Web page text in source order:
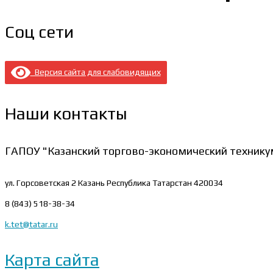
Соц сети
Версия сайта для слабовидящих
Наши контакты
ГАПОУ "Казанский торгово-экономический
ул. Горсоветская 2 Казань Республика Татарстан 420034
8 (843) 518-38-34
k.tet@tatar.ru
Карта сайта